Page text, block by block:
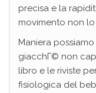
precisa e la
movimento non lo
Maniera
giacchГ© non
libro e le riviste
fisiologica del